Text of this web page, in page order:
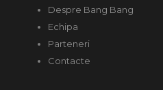
Despre Bang Bang
Echipa
Parteneri
Contacte